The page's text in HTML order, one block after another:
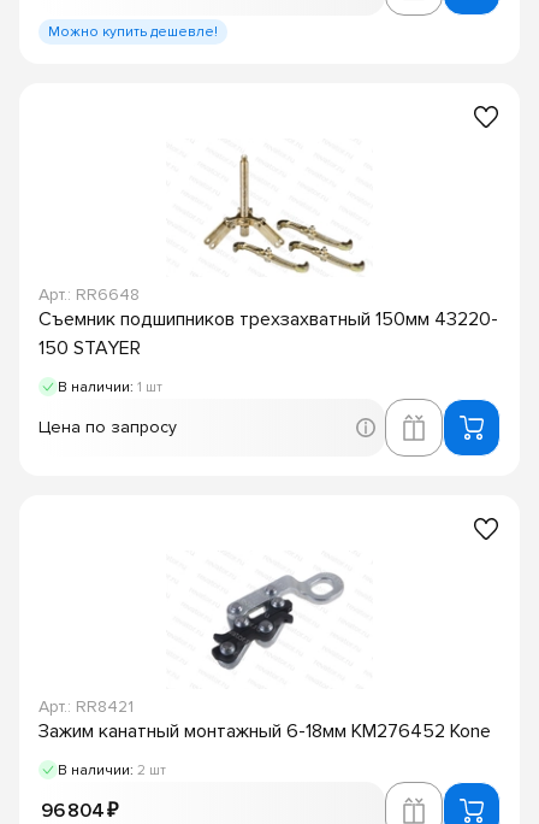
Можно купить дешевле!
Арт.: RR6648
Съемник подшипников трехзахватный 150мм 43220-
150 STAYER
В наличии: 1 шт
Цена по запросу
Арт.: RR8421
Зажим канатный монтажный 6-18мм KM276452 Kone
В наличии: 2 шт
96 804 ₽